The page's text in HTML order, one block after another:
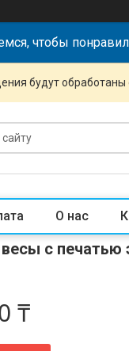
чтобы
будут
О нас
с печатью
₸